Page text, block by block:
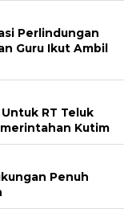
Perlindungan
Guru Ikut Ambil
RT Teluk
Kutim
Penuh